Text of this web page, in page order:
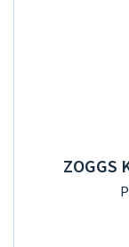
ZOGGS